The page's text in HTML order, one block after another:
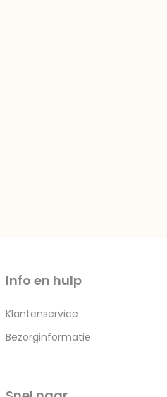
Info en hulp
Klantenservice
Bezorginformatie